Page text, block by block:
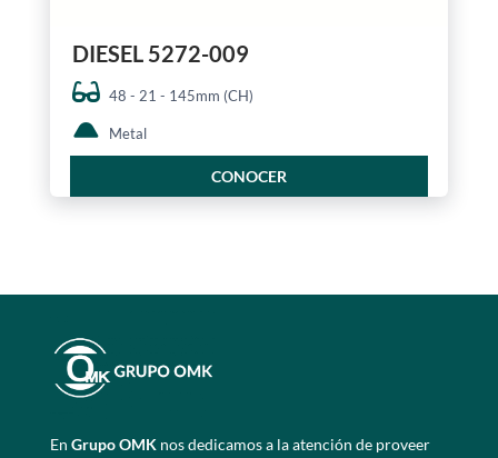
DIESEL 5272-009
48 - 21 - 145mm (CH)
Metal
CONOCER
En Grupo OMKnos dedicamos a la atención de proveer